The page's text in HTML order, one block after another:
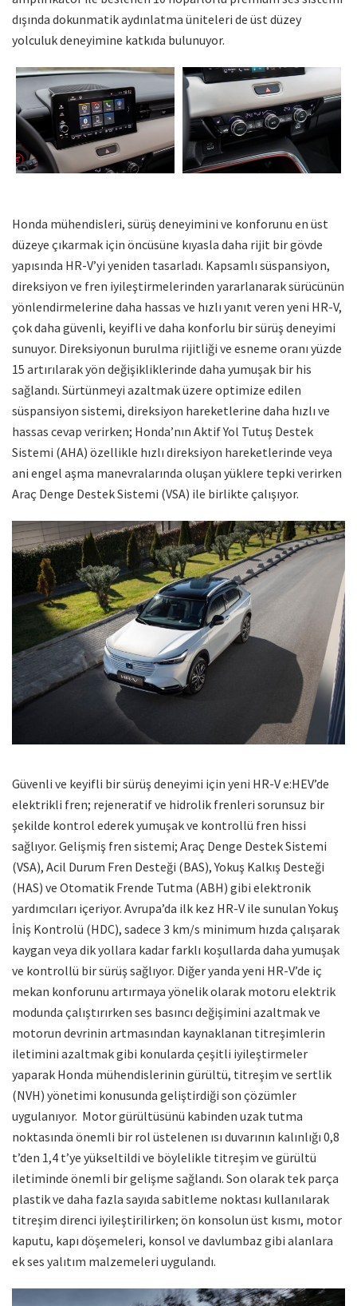
dışında dokunmatik aydınlatma üniteleri de üst düzey
yolculuk deneyimine katkıda bulunuyor.
Honda mühendisleri, sürüş deneyimini ve konforunu en üst
düzeye çıkarmak için öncüsüne kıyasla daha rijit bir gövde
yapısında HR-V’yi yeniden tasarladı. Kapsamlı süspansiyon,
direksiyon ve fren iyileştirmelerinden yararlanarak sürücünün
yönlendirmelerine daha hassas ve hızlı yanıt veren yeni HR-V,
çok daha güvenli, keyifli ve daha konforlu bir sürüş deneyimi
sunuyor. Direksiyonun burulma rijitliği ve esneme oranı yüzde
15 artırılarak yön değişikliklerinde daha yumuşak bir his
sağlandı. Sürtünmeyi azaltmak üzere optimize edilen
süspansiyon sistemi, direksiyon hareketlerine daha hızlı ve
hassas cevap verirken; Honda’nın Aktif Yol Tutuş Destek
Sistemi (AHA) özellikle hızlı direksiyon hareketlerinde veya
ani engel aşma manevralarında oluşan yüklere tepki verirken
Araç Denge Destek Sistemi (VSA) ile birlikte çalışıyor.
Güvenli ve keyifli bir sürüş deneyimi için yeni HR-V e:HEV’de
elektrikli fren; rejeneratif ve hidrolik frenleri sorunsuz bir
şekilde kontrol ederek yumuşak ve kontrollü fren hissi
sağlıyor. Gelişmiş fren sistemi; Araç Denge Destek Sistemi
(VSA), Acil Durum Fren Desteği (BAS), Yokuş Kalkış Desteği
(HAS) ve Otomatik Frende Tutma (ABH) gibi elektronik
yardımcıları içeriyor. Avrupa’da ilk kez HR-V ile sunulan Yokuş
İniş Kontrolü (HDC), sadece 3 km/s minimum hızda çalışarak
kaygan veya dik yollara kadar farklı koşullarda daha yumuşak
ve kontrollü bir sürüş sağlıyor. Diğer yanda yeni HR-V’de iç
mekan konforunu artırmaya yönelik olarak motoru elektrik
modunda çalıştırırken ses basıncı değişimini azaltmak ve
motorun devrinin artmasından kaynaklanan titreşimlerin
iletimini azaltmak gibi konularda çeşitli iyileştirmeler
yaparak Honda mühendislerinin gürültü, titreşim ve sertlik
(NVH) yönetimi konusunda geliştirdiği son çözümler
uygulanıyor. Motor gürültüsünü kabinden uzak tutma
noktasında önemli bir rol üstelenen ısı duvarının kalınlığı 0,8
t’den 1,4 t’ye yükseltildi ve böylelikle titreşim ve gürültü
iletiminde önemli bir gelişme sağlandı. Son olarak tek parça
plastik ve daha fazla sayıda sabitleme noktası kullanılarak
titreşim direnci iyileştirilirken; ön konsolun üst kısmı, motor
kaputu, kapı döşemeleri, konsol ve davlumbaz gibi alanlara
ek ses yalıtım malzemeleri uygulandı.